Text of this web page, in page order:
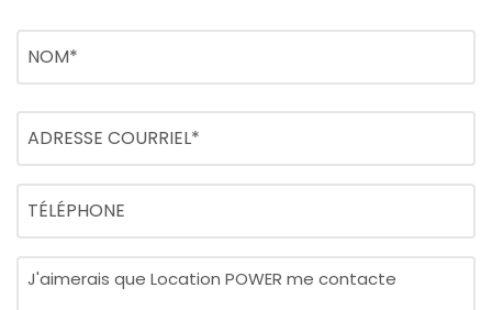
(Nécessaire)
courriel
Téléphone
Message